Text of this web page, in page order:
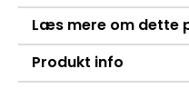
Læs mere om dette
Produkt info